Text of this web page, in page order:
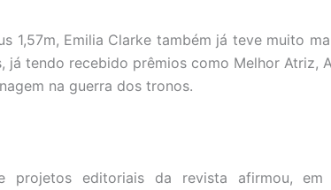
1,57m, Emilia Clarke também já teve muito
já tendo recebido prêmios como Melhor Atriz,
na guerra dos tronos.
projetos editoriais da revista afirmou, em